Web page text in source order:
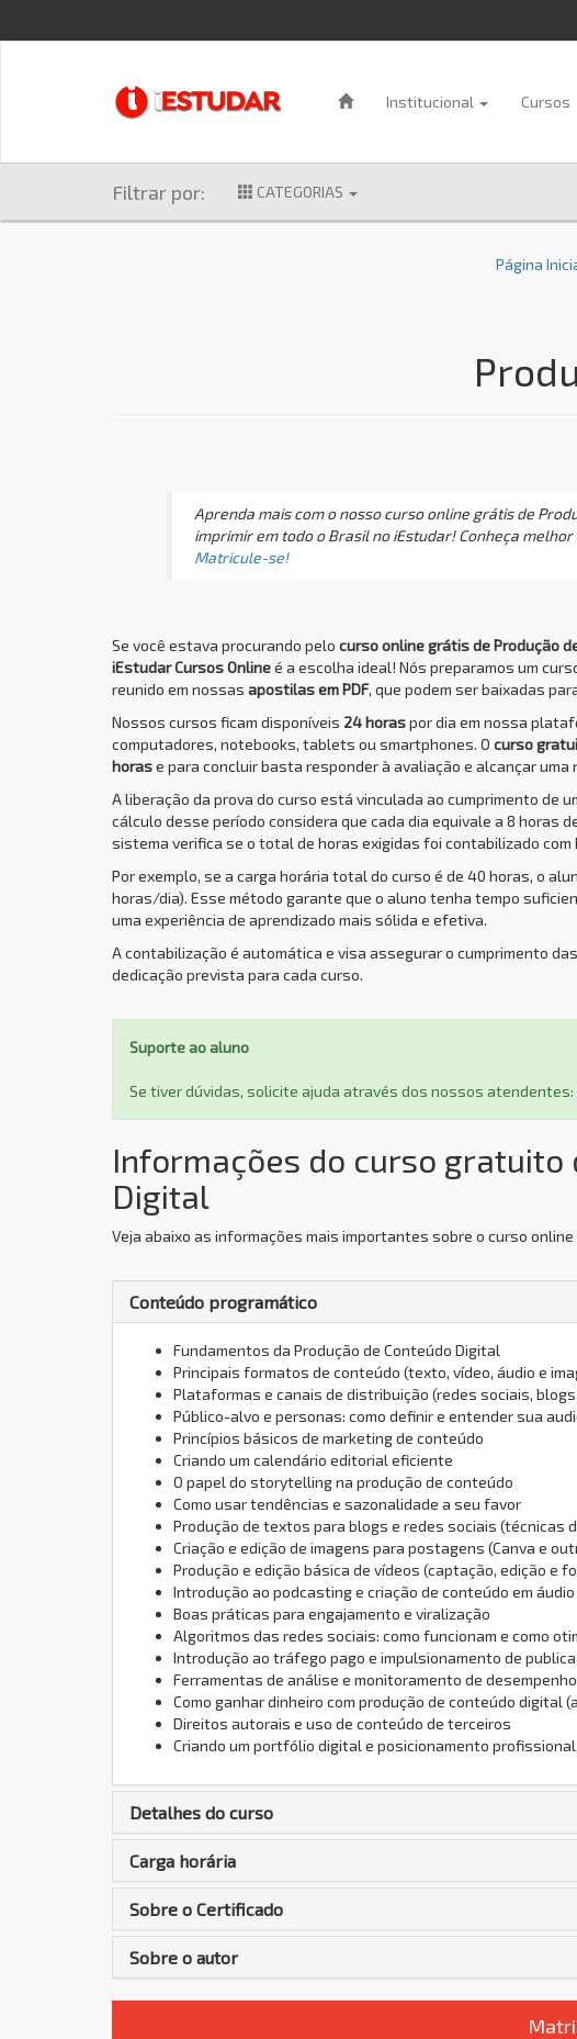
Institucional Cursos
Filtrar por: CATEGORIAS
Página
Aprenda mais com o nosso curso online grátis de
imprimir em todo o Brasil no iEstudar! Conheça
Matricule-se!
Se você estava procurando pelo curso online grátis de Produção
iEstudar Cursos Onlineé a escolha ideal! Nós preparamos um
reunido em nossas apostilas em PDF, que podem ser baixadas
Nossos cursos ficam disponíveis 24 horaspor dia em nossa
computadores, notebooks, tablets ou smartphones. O curso
horase para concluir basta responder à avaliação e alcançar
A liberação da prova do curso está vinculada ao cumprimento de
cálculo desse período considera que cada dia equivale a 8 horas
sistema verifica se o total de horas exigidas foi contabilizado
Por exemplo, se a carga horária total do curso é de 40 horas, o
horas/dia). Esse método garante que o aluno tenha tempo
uma experiência de aprendizado mais sólida e efetiva.
A contabilização é automática e visa assegurar o cumprimento
dedicação prevista para cada curso.
Suporte ao aluno
Se tiver dúvidas, solicite ajuda através dos nossos atendentes:
Informações do curso gratuito
Digital
Veja abaixo as informações mais importantes sobre o curso
Conteúdo programático
Fundamentos da Produção de Conteúdo Digital
Principais formatos de conteúdo (texto, vídeo, áudio e
Plataformas e canais de distribuição (redes sociais,
Público-alvo e personas: como definir e entender sua
Princípios básicos de marketing de conteúdo
Criando um calendário editorial eficiente
O papel do storytelling na produção de conteúdo
Como usar tendências e sazonalidade a seu favor
Produção de textos para blogs e redes sociais (técnicas
Criação e edição de imagens para postagens (Canva e
Produção e edição básica de vídeos (captação, edição e
Introdução ao podcasting e criação de conteúdo em áudio
Boas práticas para engajamento e viralização
Algoritmos das redes sociais: como funcionam e como
Introdução ao tráfego pago e impulsionamento de
Ferramentas de análise e monitoramento de
Como ganhar dinheiro com produção de conteúdo digital
Direitos autorais e uso de conteúdo de terceiros
Criando um portfólio digital e posicionamento profissional.
Detalhes do curso
Carga horária
Sobre o Certificado
Sobre o autor